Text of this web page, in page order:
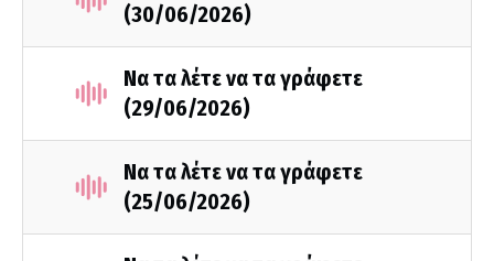
(30/06/2026)
Να τα λέτε να τα γράφετε
(29/06/2026)
Να τα λέτε να τα γράφετε
(25/06/2026)